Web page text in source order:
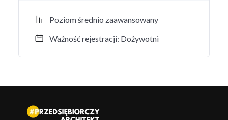
Poziom średnio zaawansowany
Ważność rejestracji: Dożywotni